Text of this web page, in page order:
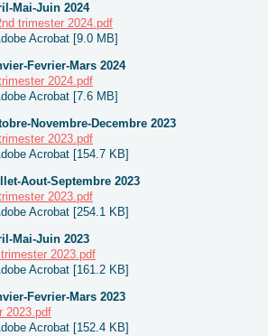
Mai-Juin 2024
trimester 2024.pdf
Acrobat [9.0 MB]
Fevrier-Mars 2024
2024.pdf
Acrobat [7.6 MB]
Novembre-Decembre 2023
2023.pdf
Acrobat [154.7 KB]
Aout-Septembre 2023
2023.pdf
Acrobat [254.1 KB]
Mai-Juin 2023
2023.pdf
Acrobat [161.2 KB]
Fevrier-Mars 2023
2023.pdf
Acrobat [152.4 KB]